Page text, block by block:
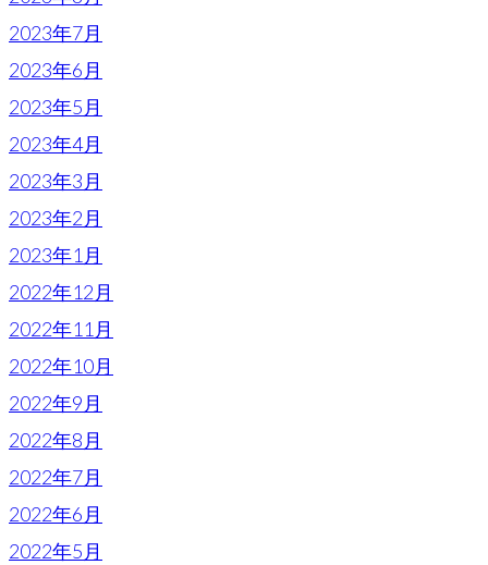
2023年7月
2023年6月
2023年5月
2023年4月
2023年3月
2023年2月
2023年1月
2022年12月
2022年11月
2022年10月
2022年9月
2022年8月
2022年7月
2022年6月
2022年5月